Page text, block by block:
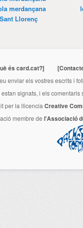
merdançana
Llorenç
és card.cat?]
enviar els vostres escrits i
estan signats, i els
per la llicencia Creative
membre de l'Associació